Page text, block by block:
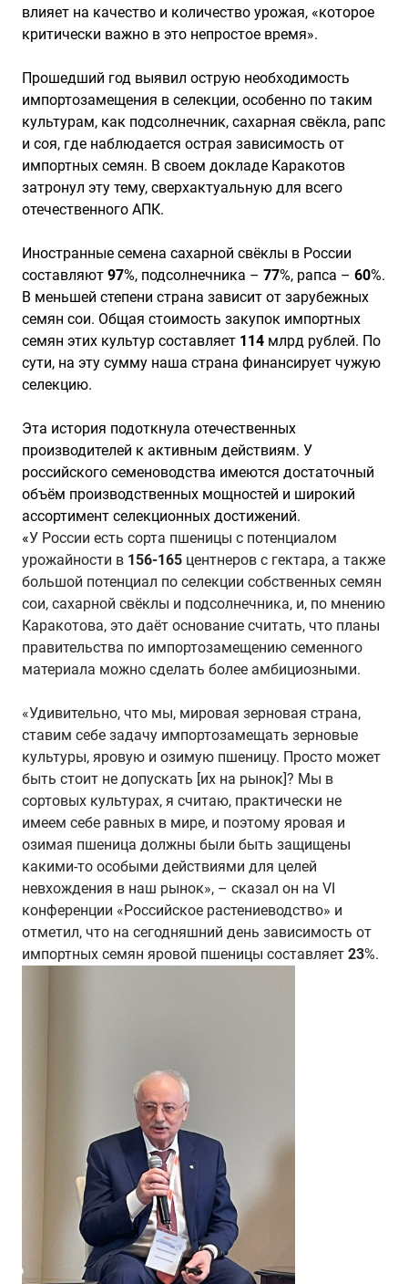
влияет на качество и количество урожая, «которое
критически важно в это непростое время».
Прошедший год выявил острую необходимость
импортозамещения в селекции, особенно по таким
культурам, как подсолнечник, сахарная свёкла, рапс
и соя, где наблюдается острая зависимость от
импортных семян. В своем докладе Каракотов
затронул эту тему, сверхактуальную для всего
отечественного АПК.
Иностранные семена сахарной свёклы в России
составляют 97%, подсолнечника – 77%, рапса – 60%.
В меньшей степени страна зависит от зарубежных
семян сои. Общая стоимость закупок импортных
семян этих культур составляет 114 млрд рублей. По
сути, на эту сумму наша страна финансирует чужую
селекцию.
Эта история подоткнула отечественных
производителей к активным действиям. У
российского семеноводства имеются достаточный
объём производственных мощностей и широкий
ассортимент селекционных достижений.
«У России есть сорта пшеницы с потенциалом
урожайности в 156-165 центнеров с гектара, а также
большой потенциал по селекции собственных семян
сои, сахарной свёклы и подсолнечника, и, по мнению
Каракотова, это даёт основание считать, что планы
правительства по импортозамещению семенного
материала можно сделать более амбициозными.
«Удивительно, что мы, мировая зерновая страна,
ставим себе задачу импортозамещать зерновые
культуры, яровую и озимую пшеницу. Просто может
быть стоит не допускать [их на рынок]? Мы в
сортовых культурах, я считаю, практически не
имеем себе равных в мире, и поэтому яровая и
озимая пшеница должны были быть защищены
какими-то особыми действиями для целей
невхождения в наш рынок», – сказал он на VI
конференции «Российское растениеводство» и
отметил, что на сегодняшний день зависимость от
импортных семян яровой пшеницы составляет 23%.